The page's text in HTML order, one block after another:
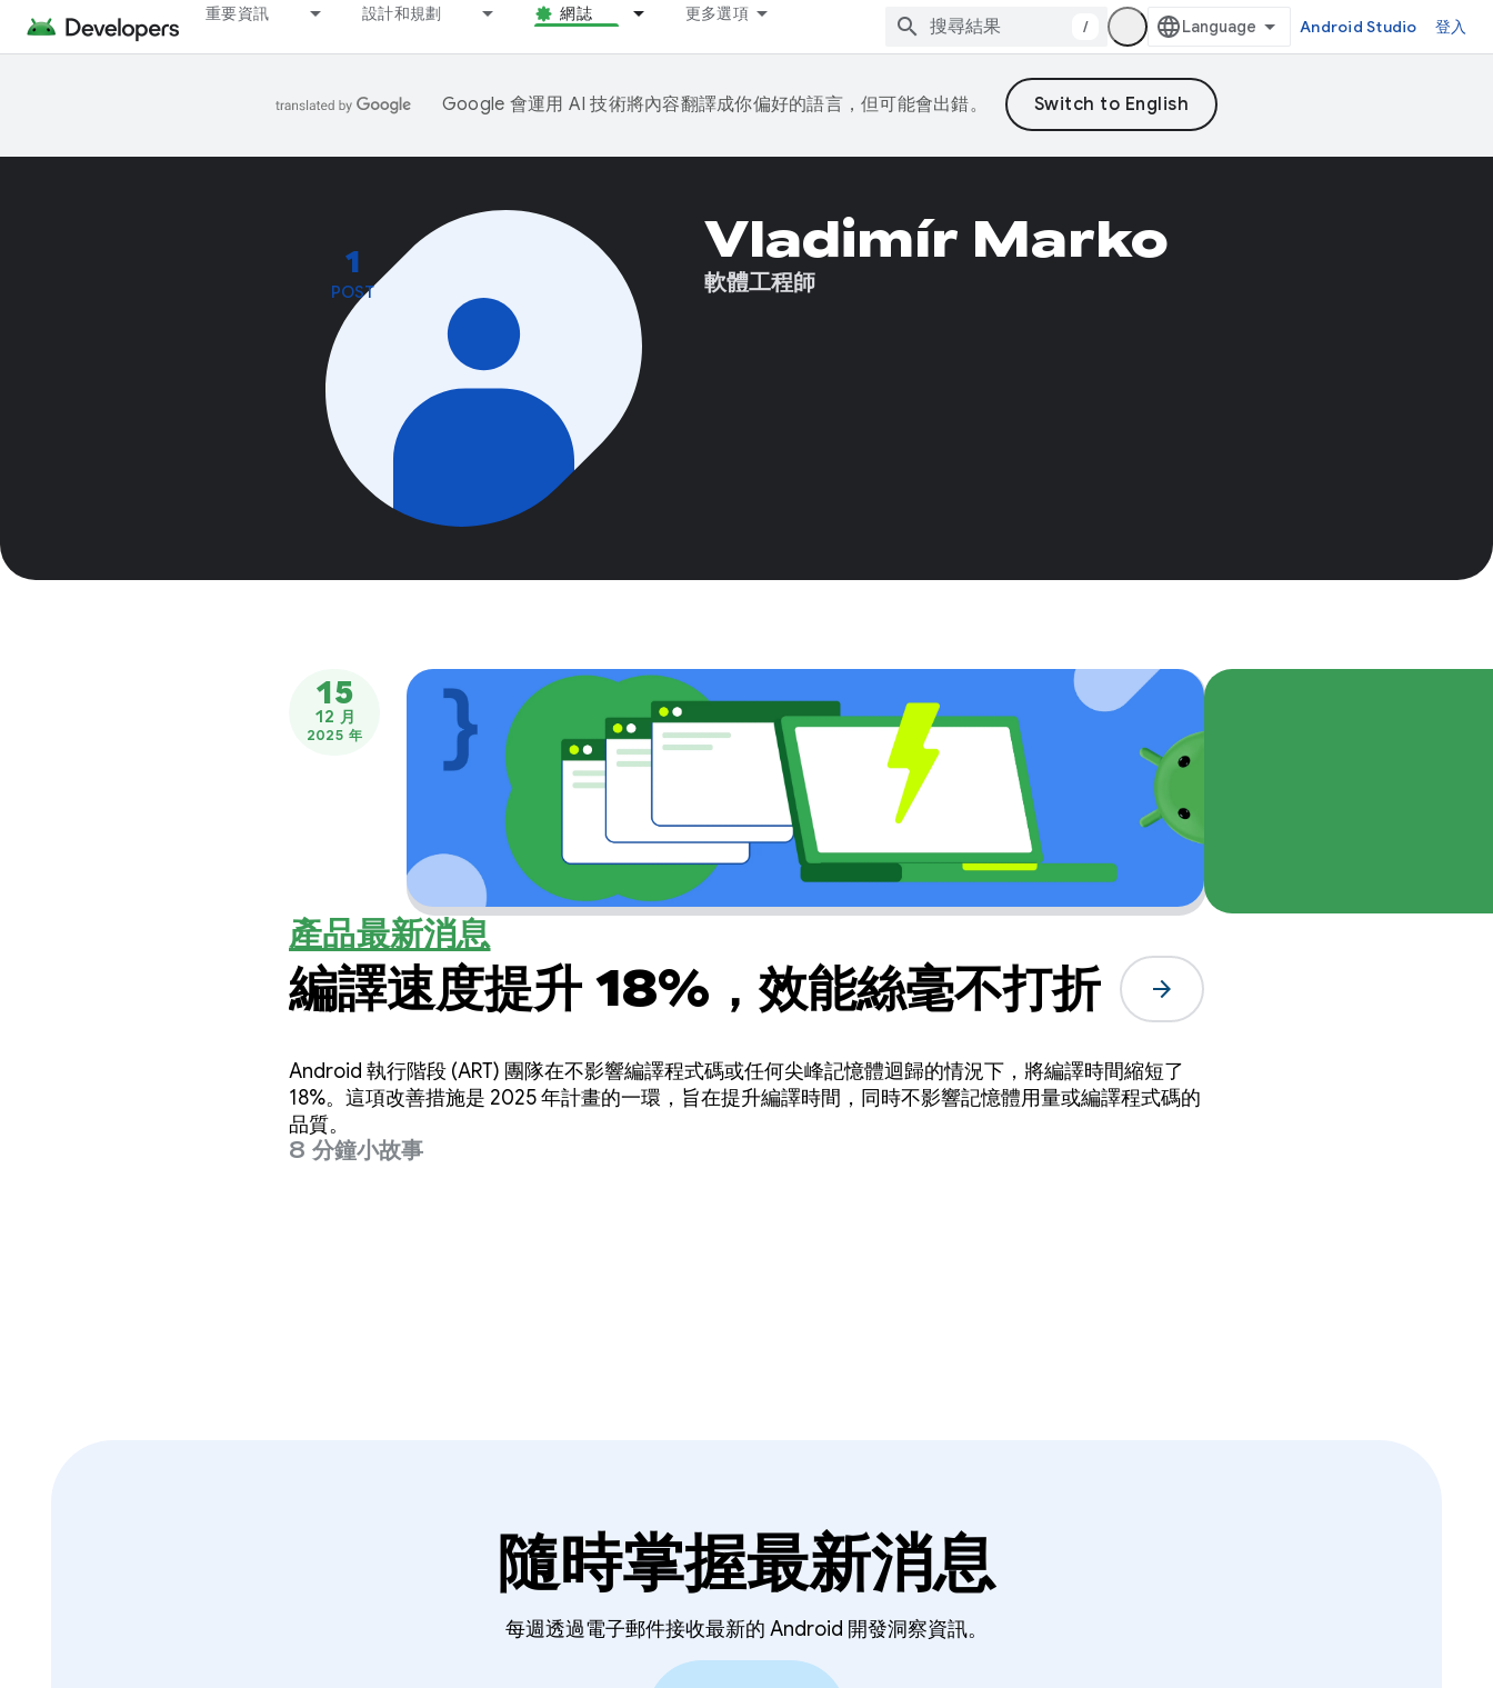
重要資訊 設計和規劃 網誌 更多選項
/ Android Studio 登入
Google 會運用 AI 技術將內容翻譯成你偏好的語言，但可能會出錯。
1
POST
Vladimír Marko
軟體工程師
15
12 月
2025 年
產品最新消息
編譯速度提升 18%，效能絲毫不打折 arrow_forward
Android 執行階段 (ART) 團隊在不影響編譯程式碼或任何尖峰記憶體迴歸的情況下，將編譯時間縮短了
18%。這項改善措施是 2025 年計畫的一環，旨在提升編譯時間，同時不影響記憶體用量或編譯程式碼的
品質。
8 分鐘小故事
隨時掌握最新消息
每週透過電子郵件接收最新的 Android 開發洞察資訊。